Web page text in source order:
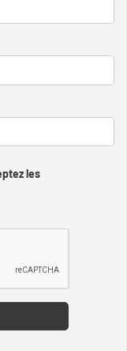
les